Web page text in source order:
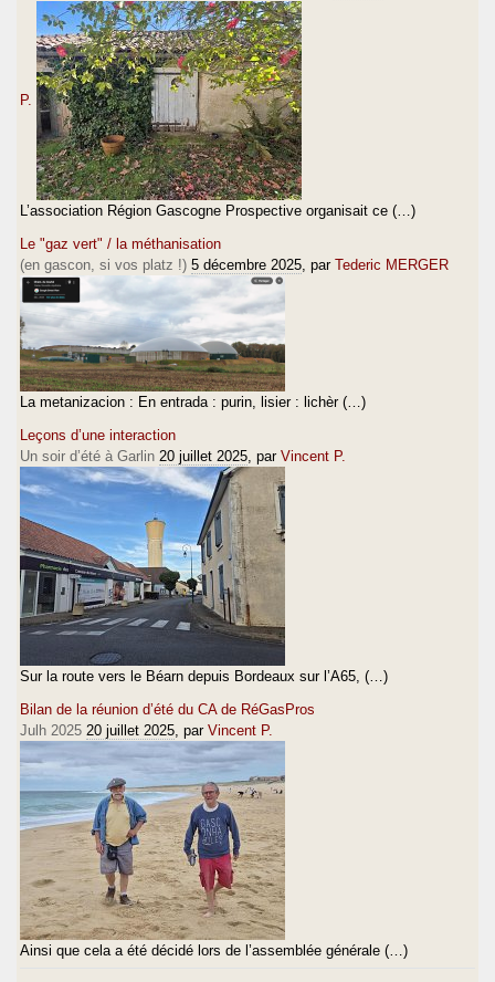
P.
L’association Région Gascogne Prospective organisait ce (…)
Le "gaz vert" / la méthanisation
(en gascon, si vos platz !) 5 décembre 2025 , par Tederic MERGER
La metanizacion : En entrada : purin, lisier : lichèr (…)
Leçons d’une interaction
Un soir d’été à Garlin 20 juillet 2025 , par Vincent P.
Sur la route vers le Béarn depuis Bordeaux sur l’A65, (…)
Bilan de la réunion d’été du CA de RéGasPros
Julh 2025 20 juillet 2025 , par Vincent P.
Ainsi que cela a été décidé lors de l’assemblée générale (…)